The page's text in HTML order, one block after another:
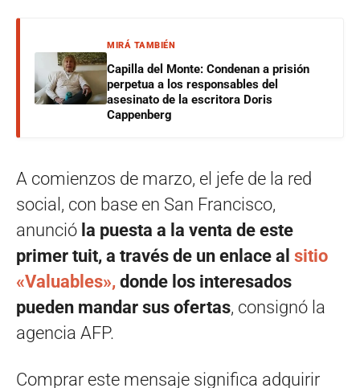
MIRÁ TAMBIÉN
Capilla del Monte: Condenan a prisión
perpetua a los responsables del
asesinato de la escritora Doris
Cappenberg
A comienzos de marzo, el jefe de la red
social, con base en San Francisco,
anunció la puesta a la venta de este
primer tuit, a través de un enlace al sitio
«Valuables», donde los interesados
pueden mandar sus ofertas, consignó la
agencia AFP.
Comprar este mensaje significa adquirir